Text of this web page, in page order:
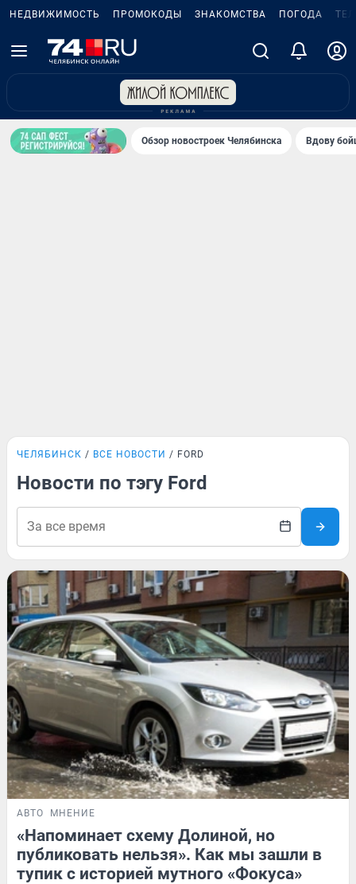
НЕДВИЖИМОСТЬ ПРОМОКОДЫ ЗНАКОМСТВА ПОГОДА
Обзор новостроек Челябинска Вдову
ЧЕЛЯБИНСК ВСЕ НОВОСТИ FORD
Новости по тэгу Ford
АВТО МНЕНИЕ
«Напоминает схему Долиной, но
публиковать нельзя». Как мы зашли в
тупик с историей мутного «Фокуса»